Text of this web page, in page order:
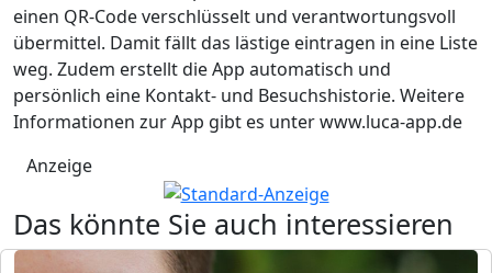
einen QR-Code verschlüsselt und verantwortungsvoll
übermittel. Damit fällt das lästige eintragen in eine Liste
weg. Zudem erstellt die App automatisch und
persönlich eine Kontakt- und Besuchshistorie. Weitere
Informationen zur App gibt es unter www.luca-app.de
Anzeige
Das könnte Sie auch interessieren